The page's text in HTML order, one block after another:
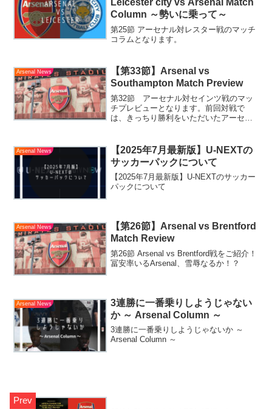
Leicester city vs Arsenal Match
Column ～勢いに乗って～
第25節 アーセナル対レスター戦のマッチ
コラムとなります。
Arsenal News
【第33節】Arsenal vs
Southampton Match Preview
第32節 アーセナル対セインツ戦のマッ
チプレビューとなります。前回対戦で
は、きっちり勝利をいただいたアーセナ
Arsenal News
【2025年7月最新版】U-NEXTの
サッカーパックについて
【2025年7月最新版】U-NEXTのサッカー
パックについて
Arsenal News
【第26節】Arsenal vs Brentford
Match Review
第26節 Arsenal vs Brentford戦をご紹介！
冨安率いるArsenal、雪辱なるか！？
Arsenal News
3連勝に一番乗りしようじゃない
か ～ Arsenal Column ～
3連勝に一番乗りしようじゃないか ～
Arsenal Column ～